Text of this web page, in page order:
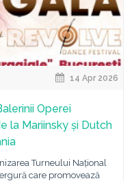
14 Apr 2026
Operei
la Mariinsky și Dutch
Turneului Național
care promovează